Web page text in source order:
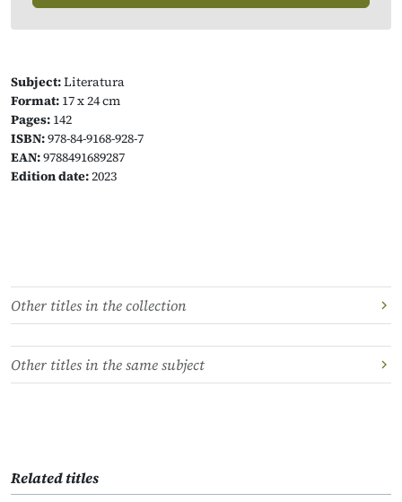
Subject:Literatura
Format: 17 x 24 cm
Pages: 142
ISBN:978-84-9168-928-7
EAN:9788491689287
Edition date:2023
Other titles in the collection
Other titles in the same subject
Related titles